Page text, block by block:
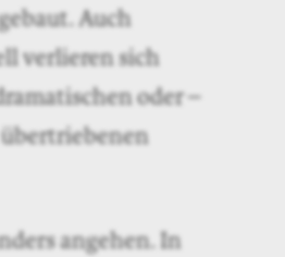
Auch
verlieren sich
oder –
übertriebenen
angehen. In